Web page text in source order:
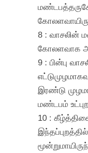
8 : வாசலின்
கோலளவாக
9 : பின்பு
இரண்டு
மண்டபம்
10 :